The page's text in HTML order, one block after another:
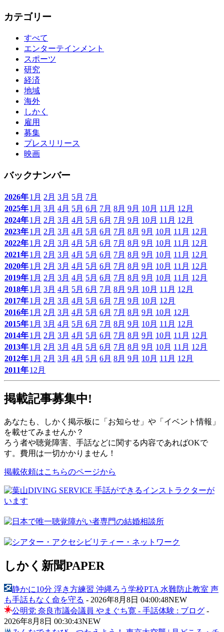
カテゴリー
すべて
エンターテインメント
スポーツ
研究
経済
地域
海外
しかく
雇用
募集
プレスリリース
映画
バックナンバー
2026年1月 2月 3月 5月 7月
2025年1月 3月 4月 5月 6月 7月 8月 9月 10月 11月 12月
2024年1月 2月 3月 4月 5月 6月 7月 9月 10月 11月 12月
2023年1月 2月 3月 4月 5月 6月 7月 8月 9月 10月 11月 12月
2022年1月 2月 3月 4月 5月 6月 7月 8月 9月 10月 11月 12月
2021年1月 2月 3月 4月 5月 6月 7月 8月 9月 10月 11月 12月
2020年1月 2月 3月 4月 5月 6月 7月 8月 9月 10月 11月 12月
2019年1月 2月 3月 4月 5月 6月 7月 8月 9月 10月 11月 12月
2018年1月 3月 4月 5月 6月 7月 8月 9月 10月 11月 12月
2017年1月 2月 3月 4月 5月 6月 7月 9月 10月 12月
2016年1月 2月 3月 4月 5月 6月 7月 8月 9月 10月 12月
2015年1月 3月 4月 5月 6月 7月 8月 9月 10月 11月 12月
2014年1月 2月 3月 4月 5月 6月 7月 8月 9月 10月 11月 12月
2013年1月 2月 3月 4月 5月 6月 7月 8月 9月 10月 11月 12月
2012年1月 2月 3月 4月 5月 6月 8月 9月 10月 11月 12月
2011年12月
掲載記事募集中!
あなたも、しかく掲示板に「お知らせ」や「イベント情報」
を載せてみませんか？
ろう者や聴覚障害、手話などに関する内容であればOKで
す。費用は一切かかりません！
掲載依頼はこちらのページから
しかく新聞PAPER
静かに10分 浮き方練習 沖縄ろう学校PTA 水難防止教室 声
も手話もなく命を守る - 2026年8月8日 04:00:48NEW
公明党 奈良市議会議員 やまぐち寛 - 手話体験 : ブログ -
2026年8月8日 00:30:43NEW